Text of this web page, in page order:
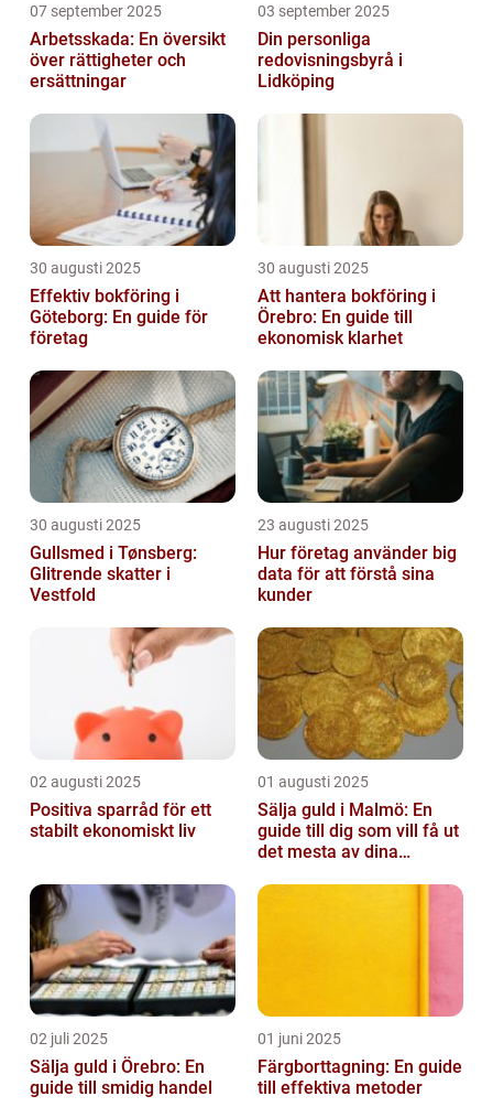
07 september 2025
Arbetsskada: En översikt
över rättigheter och
ersättningar
03 september 2025
Din personliga
redovisningsbyrå i
Lidköping
30 augusti 2025
Effektiv bokföring i
Göteborg: En guide för
företag
30 augusti 2025
Att hantera bokföring i
Örebro: En guide till
ekonomisk klarhet
30 augusti 2025
Gullsmed i Tønsberg:
Glitrende skatter i
Vestfold
23 augusti 2025
Hur företag använder big
data för att förstå sina
kunder
02 augusti 2025
Positiva sparråd för ett
stabilt ekonomiskt liv
01 augusti 2025
Sälja guld i Malmö: En
guide till dig som vill få ut
det mesta av dina
02 juli 2025
Sälja guld i Örebro: En
guide till smidig handel
01 juni 2025
Färgborttagning: En guide
till effektiva metoder